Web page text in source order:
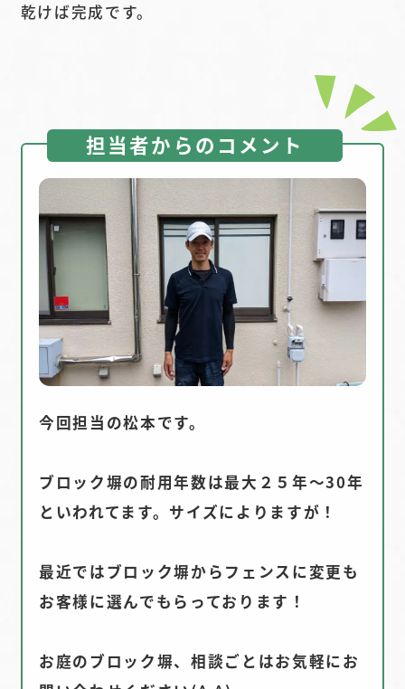
乾けば完成です。
担当者からのコメント
今回担当の松本です。
ブロック塀の耐用年数は最大２５年～30年
といわれてます。サイズによりますが！
最近ではブロック塀からフェンスに変更も
お客様に選んでもらっております！
お庭のブロック塀、相談ごとはお気軽にお